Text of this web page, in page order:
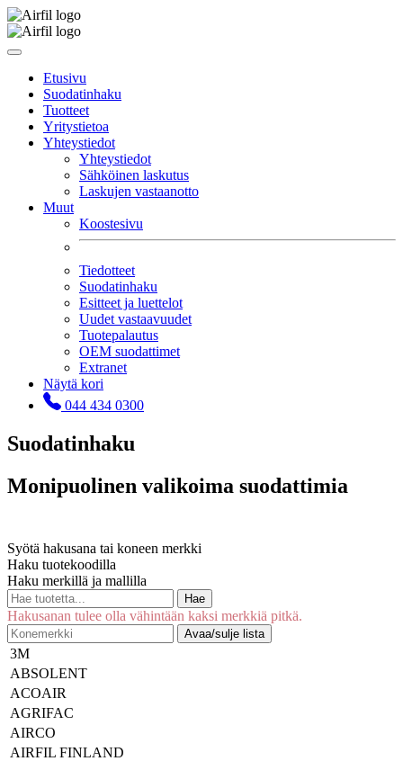
Etusivu
Suodatinhaku
Tuotteet
Yritystietoa
Yhteystiedot
Yhteystiedot
Sähköinen laskutus
Laskujen vastaanotto
Muut
Koostesivu
Tiedotteet
Suodatinhaku
Esitteet ja luettelot
Uudet vastaavuudet
Tuotepalautus
OEM suodattimet
Extranet
Näytä kori
044 434 0300
Suodatinhaku
Monipuolinen valikoima suodattimia
Syötä hakusana tai koneen merkki
Haku tuotekoodilla
Haku merkillä ja mallilla
Hae
Hakusanan tulee olla vähintään kaksi merkkiä pitkä.
Avaa/sulje lista
3M
ABSOLENT
ACOAIR
AGRIFAC
AIRCO
AIRFIL FINLAND